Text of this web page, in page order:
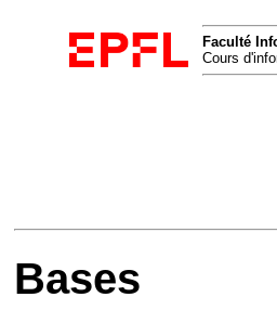
Faculté
Cours
Bases